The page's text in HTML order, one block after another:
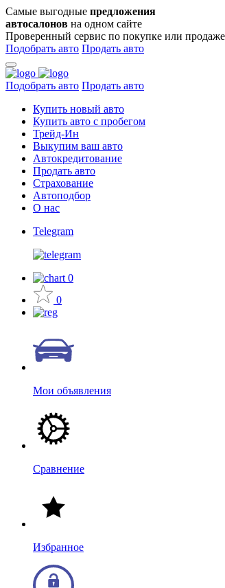
Самые выгодные предложения
автосалонов на одном сайте
Проверенный сервис по покупке или
Подобрать авто Продать авто
Подобрать авто Продать авто
Купить новый авто
Купить авто с пробегом
Трейд-Ин
Выкупим ваш авто
Автокредитование
Продать авто
Страхование
Автоподбор
О нас
Telegram
0
0
Мои объявления
Сравнение
Избранное